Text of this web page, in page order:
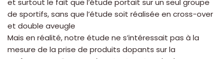
et surtout le fait que l’étude portait sur un seul groupe
de sportifs, sans que l’étude soit réalisée en cross-over
et double aveugle
Mais en réalité, notre étude ne s’intéressait pas à la
mesure de la prise de produits dopants sur la